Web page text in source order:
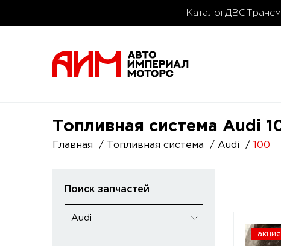
КаталогДВС
Топливная система Audi
Главная Топливная система Audi 100
Поиск запчастей
Audi
акция